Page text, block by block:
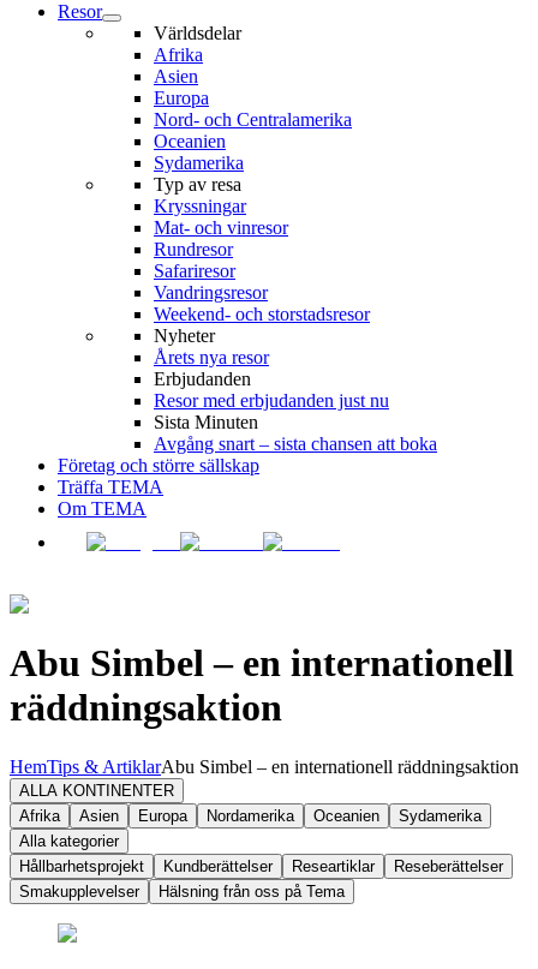
Resor
Världsdelar
Afrika
Asien
Europa
Nord- och Centralamerika
Oceanien
Sydamerika
Typ av resa
Kryssningar
Mat- och vinresor
Rundresor
Safariresor
Vandringsresor
Weekend- och storstadsresor
Nyheter
Årets nya resor
Erbjudanden
Resor med erbjudanden just nu
Sista Minuten
Avgång snart – sista chansen att boka
Företag och större sällskap
Träffa TEMA
Om TEMA
Abu Simbel – en internationell
räddningsaktion
HemTips & ArtiklarAbu Simbel – en internationell räddningsaktion
ALLA KONTINENTER
Afrika
Asien Europa Nordamerika Oceanien
Sydamerika
Alla kategorier
Hållbarhetsprojekt
Kundberättelser Researtiklar
Reseberättelser
Smakupplevelser
Hälsning från oss på Tema